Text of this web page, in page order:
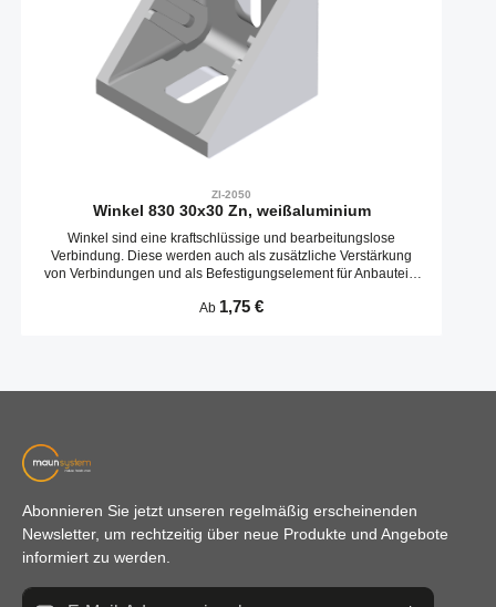
ZI-2050
Winkel 830 30x30 Zn, weißaluminium
Winkel sind eine kraftschlüssige und bearbeitungslose
Verbindung. Diese werden auch als zusätzliche Verstärkung
von Verbindungen und als Befestigungselement für Anbauteile
Profil sind vorhanden. Diese werden bei Bedarf entfernt.
Regulärer Preis:
Ab 1,75 €
Abonnieren Sie jetzt unseren regelmäßig erscheinenden
Newsletter, um rechtzeitig über neue Produkte und Angebote
informiert zu werden.
E-Mail-Adresse*